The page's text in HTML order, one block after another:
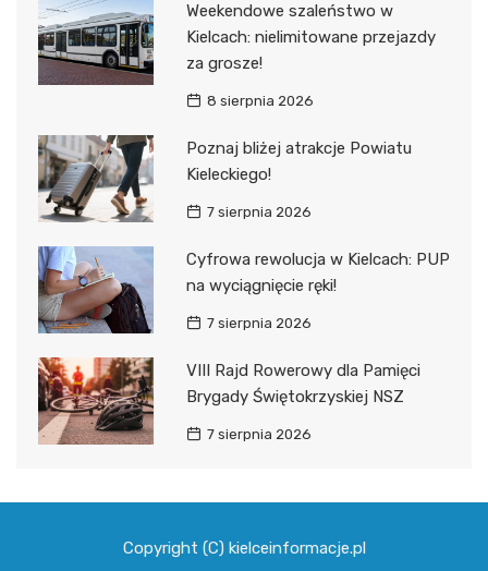
Weekendowe szaleństwo w
Kielcach: nielimitowane przejazdy
za grosze!
8 sierpnia 2026
Poznaj bliżej atrakcje Powiatu
Kieleckiego!
7 sierpnia 2026
Cyfrowa rewolucja w Kielcach: PUP
na wyciągnięcie ręki!
7 sierpnia 2026
VIII Rajd Rowerowy dla Pamięci
Brygady Świętokrzyskiej NSZ
7 sierpnia 2026
Copyright (C) kielceinformacje.pl